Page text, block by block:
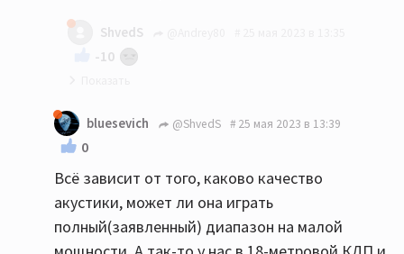
мое имхо: до 20-22 квм никаких напольников...
ShvedS
-10
Так и я Вам ни в коем случае не претензию :)
bluesevich @ShvedS 25 мая 2023 в 13:39
0
Всё зависит от того, каково качество
акустики, может ли она играть
полный(заявленный) диапазон на малой